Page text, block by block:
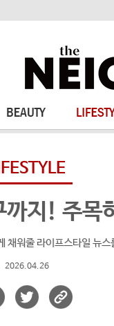
지! 주목
채워줄 라이프스타일 뉴스
2026.04.26